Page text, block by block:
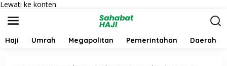
Lewati ke konten
Haji Umrah Megapolitan Pemerintahan Daerah